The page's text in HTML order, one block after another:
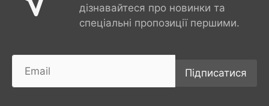
дізнавайтеся про новинки та
спеціальні пропозиції першими.
Підписатися